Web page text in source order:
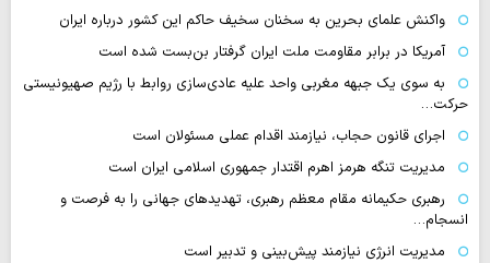
واکنش علمای بحرین به سخنان سخیف حاکم این کشور درباره ایران
آمریکا در برابر مقاومت ملت ایران گرفتار بن‌بست شده است
به سوی یک جبهه مغربی واحد علیه عادی‌سازی روابط با رژیم صهیونیستی
حرکت…
اجرای قانون حجاب، نیازمند اقدام عملی مسئولان است
مدیریت تنگه هرمز اهرم اقتدار جمهوری اسلامی ایران است
رهبری حکیمانه مقام معظم رهبری، تهدیدهای جهانی را به فرصت و
انسجام…
مدیریت انرژی نیازمند پیش‌بینی و تدبیر است